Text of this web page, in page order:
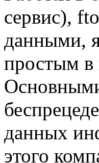
сервис),
данными,
простым в
данных
этого